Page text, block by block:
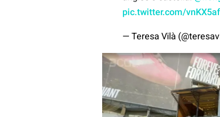
pic.twitter.com/
— Teresa Vilà